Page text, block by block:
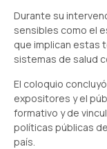
Durante su
sensibles como el
que implican estas
sistemas de salud
El coloquio
expositores y el
formativo y de
políticas públicas
país.